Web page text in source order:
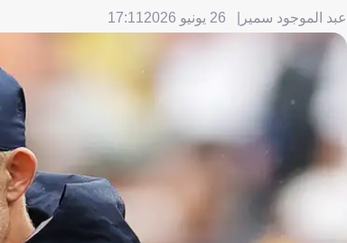
عبد الموجود سمير 26 يونيو 2026 17:11